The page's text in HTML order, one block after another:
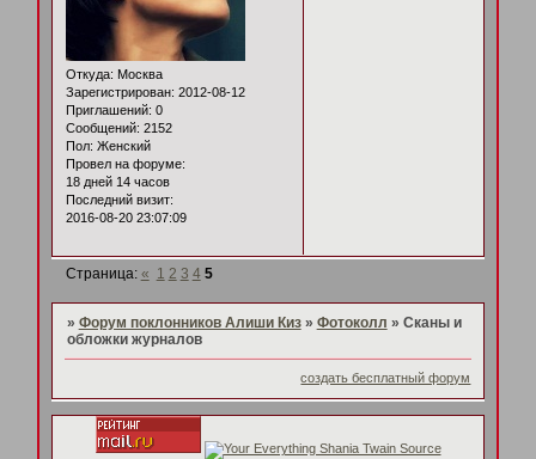
Откуда: Москва
Зарегистрирован: 2012-08-12
Приглашений: 0
Сообщений: 2152
Пол: Женский
Провел на форуме:
18 дней 14 часов
Последний визит:
2016-08-20 23:07:09
Страница: « 1 2 3 4 5
» Форум поклонников Алиши Киз » Фотоколл » Сканы и
обложки журналов
создать бесплатный форум